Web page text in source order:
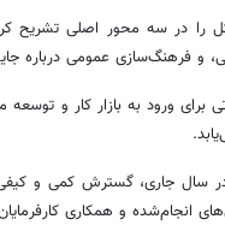
را در سه محور اصلی
و فرهنگ‌سازی عمومی درباره
برای ورود به بازار کار و
سال جاری، گسترش کمی و
انجام‌شده و همکاری